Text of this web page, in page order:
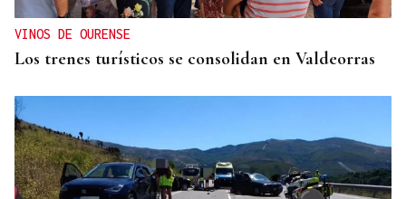
VINOS DE OURENSE
Los trenes turísticos se consolidan en Valdeorras